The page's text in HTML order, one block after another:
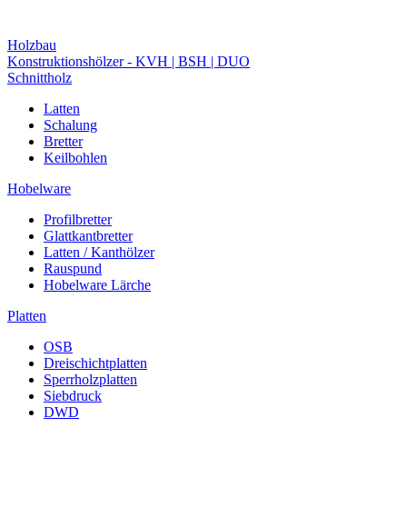
Holzbau
Konstruktionshölzer - KVH | BSH | DUO
Schnittholz
Latten
Schalung
Bretter
Keilbohlen
Hobelware
Profilbretter
Glattkantbretter
Latten / Kanthölzer
Rauspund
Hobelware Lärche
Platten
OSB
Dreischichtplatten
Sperrholzplatten
Siebdruck
DWD